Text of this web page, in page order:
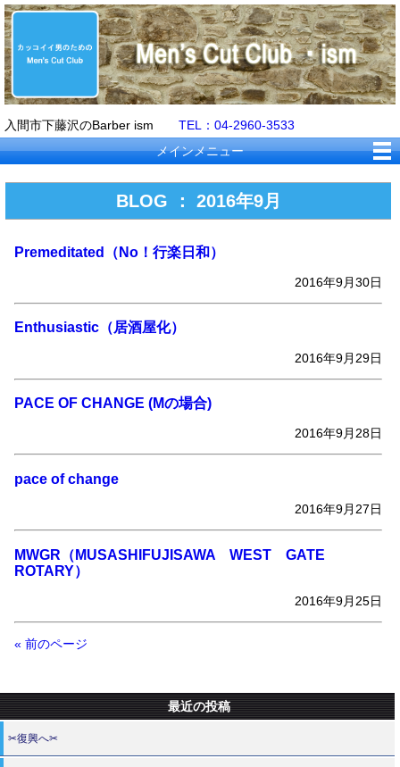
入間市下藤沢のBarber ism TEL：04-2960-3533
メインメニュー
BLOG ： 2016年9月
Premeditated（No！行楽日和）
2016年9月30日
Enthusiastic（居酒屋化）
2016年9月29日
PACE OF CHANGE (Mの場合)
2016年9月28日
pace of change
2016年9月27日
MWGR（MUSASHIFUJISAWA WEST GATE
ROTARY）
2016年9月25日
« 前のページ
最近の投稿
✂復興へ✂